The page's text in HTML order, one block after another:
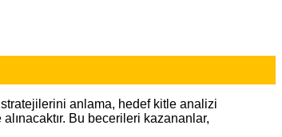
anlama, hedef kitle analizi
Bu becerileri kazananlar,